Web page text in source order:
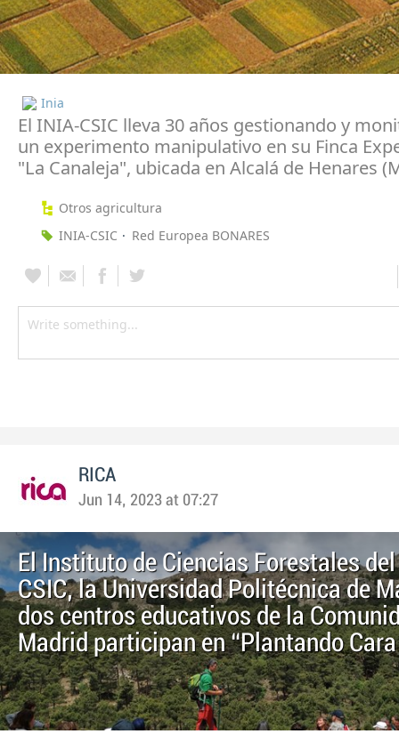
Inia
El INIA-CSIC lleva 30 años gestionando y
un experimento manipulativo en su Finca
"La Canaleja", ubicada en Alcalá de Henares
Otros agricultura
INIA-CSIC
Red Europea BONARES
RICA
Jun 14, 2023 at 07:27
El Instituto de Ciencias Forestales
CSIC, la Universidad Politécnica de
dos centros educativos de la
Madrid participan en “Plantando